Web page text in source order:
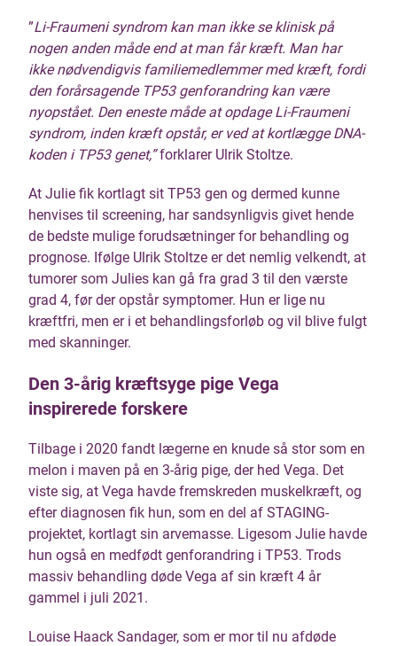
”Li-Fraumeni syndrom kan man ikke se klinisk på
nogen anden måde end at man får kræft. Man har
ikke nødvendigvis familiemedlemmer med kræft, fordi
den forårsagende TP53 genforandring kan være
nyopstået. Den eneste måde at opdage Li-Fraumeni
syndrom, inden kræft opstår, er ved at kortlægge DNA-
koden i TP53 genet,”forklarer Ulrik Stoltze.
At Julie fik kortlagt sit TP53 gen og dermed kunne
henvises til screening, har sandsynligvis givet hende
de bedste mulige forudsætninger for behandling og
prognose. Ifølge Ulrik Stoltze er det nemlig velkendt, at
tumorer som Julies kan gå fra grad 3 til den værste
grad 4, før der opstår symptomer. Hun er lige nu
kræftfri, men er i et behandlingsforløb og vil blive fulgt
med skanninger.
Den 3-årig kræftsyge pige Vega
inspirerede forskere
Tilbage i 2020 fandt lægerne en knude så stor som en
melon i maven på en 3-årig pige, der hed Vega. Det
viste sig, at Vega havde fremskreden muskelkræft, og
efter diagnosen fik hun, som en del af STAGING-
projektet, kortlagt sin arvemasse. Ligesom Julie havde
hun også en medfødt genforandring i TP53. Trods
massiv behandling døde Vega af sin kræft 4 år
gammel i juli 2021.
Louise Haack Sandager, som er mor til nu afdøde